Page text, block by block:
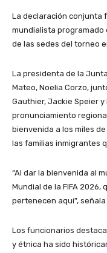
La declaración conjunta
mundialista programado
de las sedes del torneo
La presidenta de la
Mateo, Noelia Corzo,
Gauthier, Jackie Speier
pronunciamiento
bienvenida a los miles
las familias inmigrantes
“Al dar la bienvenida al
Mundial de la FIFA
pertenecen aquí”,
Los funcionarios
y étnica ha sido